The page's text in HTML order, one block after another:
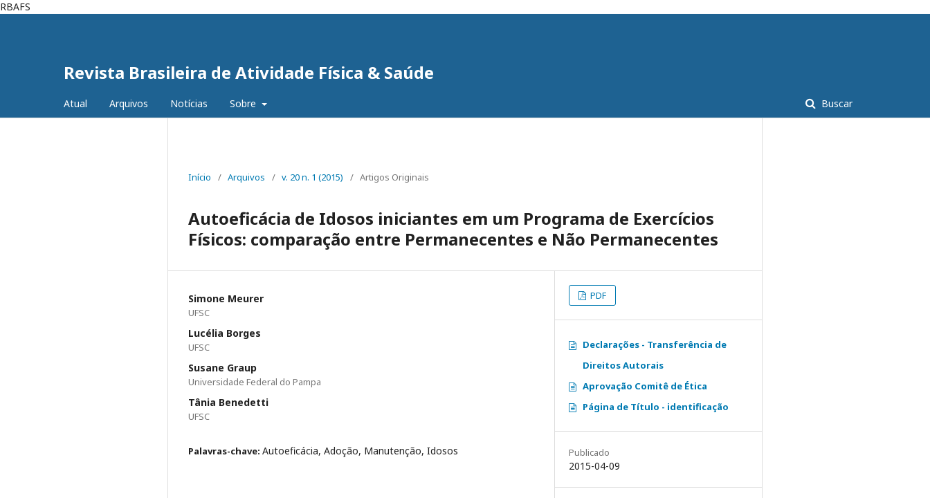
RBAFS
Revista Brasileira de Atividade Física & Saúde
Atual Arquivos Notícias Sobre Buscar
Início / Arquivos / v. 20 n. 1 (2015) / Artigos Originais
Autoeficácia de Idosos iniciantes em um Programa de Exercícios
Físicos: comparação entre Permanecentes e Não Permanecentes
Simone Meurer
UFSC
Lucélia Borges
UFSC
Susane Graup
Universidade Federal do Pampa
Tânia Benedetti
UFSC
Palavras-chave: Autoeficácia, Adoção, Manutenção, Idosos
PDF
Declarações - Transferência de
Direitos Autorais
Aprovação Comitê de Ética
Página de Título - identificação
Publicado
2015-04-09